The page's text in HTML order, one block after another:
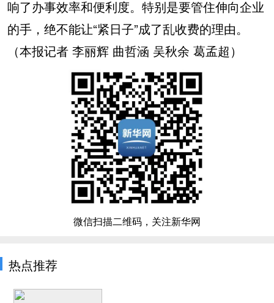
响了办事效率和便利度。特别是要管住伸向企业
的手，绝不能让“紧日子”成了乱收费的理由。
（本报记者 李丽辉 曲哲涵 吴秋余 葛孟超）
微信扫描二维码，关注新华网
热点推荐